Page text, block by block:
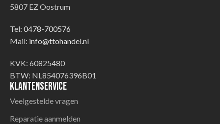
5807 EZ Oostrum
Tel: 0478-700576
Mail: info@ttohandel.nl
KVK: 60825480
BTW: NL854076396B01
Klantenservice
Veelgestelde vragen
Reparatie aanmelden